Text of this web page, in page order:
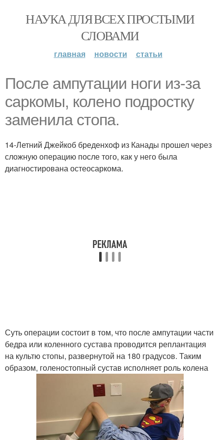
НАУКА ДЛЯ ВСЕХ ПРОСТЫМИ
СЛОВАМИ
главная новости статьи
После ампутации ноги из-за
саркомы, колено подростку
заменила стопа.
14-Летний Джейкоб бреденхоф из Канады прошел через
сложную операцию после того, как у него была
диагностирована остеосаркома.
Суть операции состоит в том, что после ампутации части
бедра или коленного сустава проводится реплантация
на культю стопы, развернутой на 180 градусов. Таким
образом, голеностопный сустав исполняет роль колена